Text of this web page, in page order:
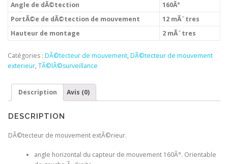
Angle de dÃ©tection
160Â°
PortÃ©e de dÃ©tection de mouvement
12 mÃ¨tres
Hauteur de montage
2 mÃ¨tres
Catégories : DÃ©tecteur de mouvement, DÃ©tecteur de mouvement
exterieur, TÃ©lÃ©surveillance
Description Avis (0)
DESCRIPTION
DÃ©tecteur de mouvement extÃ©rieur.
angle horizontal du capteur de mouvement 160Â°. Orientable